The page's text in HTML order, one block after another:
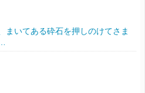
まいてある砕石を押しのけてさま